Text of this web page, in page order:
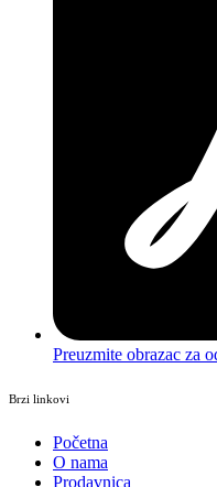
Preuzmite obrazac za
Brzi linkovi
Početna
O nama
Prodavnica